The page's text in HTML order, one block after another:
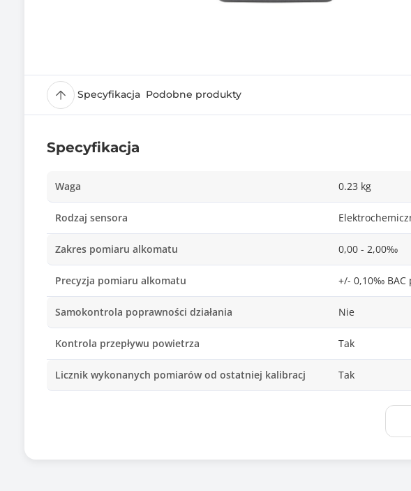
Specyfikacja Podobne produkty
Specyfikacja
Waga 0.23 kg
Rodzaj sensora
Zakres pomiaru alkomatu 0,00 - 2,00‰
Precyzja pomiaru alkomatu +/- 0,10‰
Samokontrola poprawności działania Nie
Kontrola przepływu powietrza Tak
Licznik wykonanych pomiarów od ostatniej kalibracj Tak
4 cyfrowy,